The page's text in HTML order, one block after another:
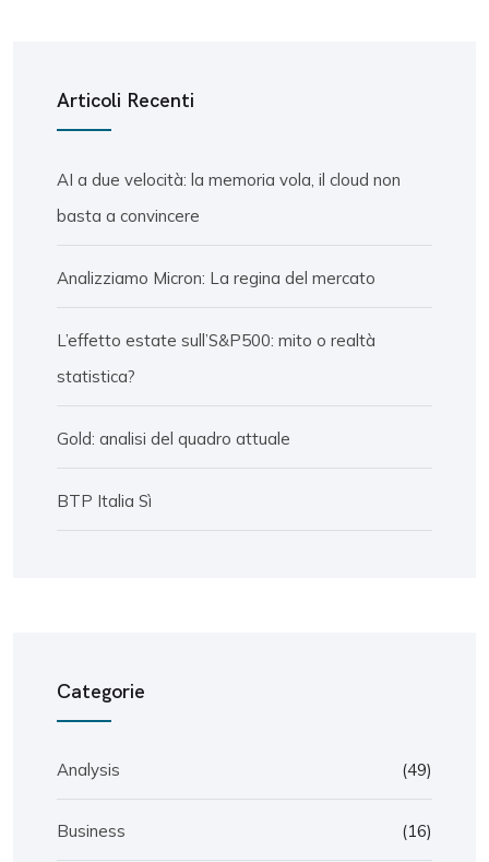
Articoli Recenti
AI a due velocità: la memoria vola, il cloud non
basta a convincere
Analizziamo Micron: La regina del mercato
L’effetto estate sull’S&P500: mito o realtà
statistica?
Gold: analisi del quadro attuale
BTP Italia Sì
Categorie
Analysis (49)
Business (16)